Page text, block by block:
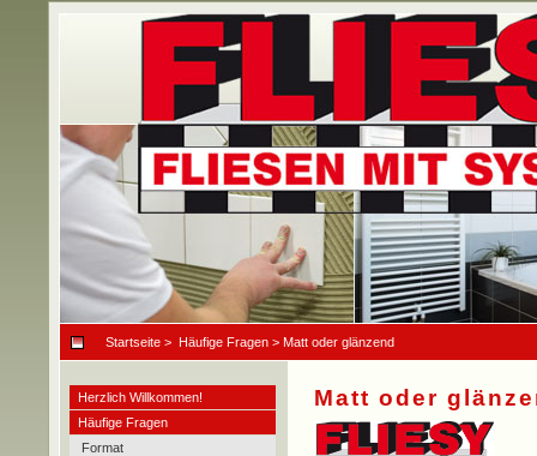
Startseite> Häufige Fragen> Matt oder glänzend
Herzlich Willkommen!
Häufige Fragen
Format
Matt oder